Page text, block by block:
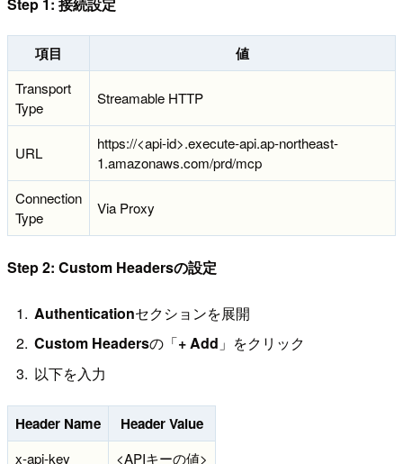
Step 1: 接続設定
項目 値
Transport
Type
Streamable HTTP
URL
https://<api-id>.execute-api.ap-northeast-
1.amazonaws.com/prd/mcp
Connection
Type
Via Proxy
Step 2: Custom Headersの設定
Authenticationセクションを展開
Custom Headersの「+ Add 」をクリック
以下を入力
Header Name Header Value
x-api-key <APIキーの値>